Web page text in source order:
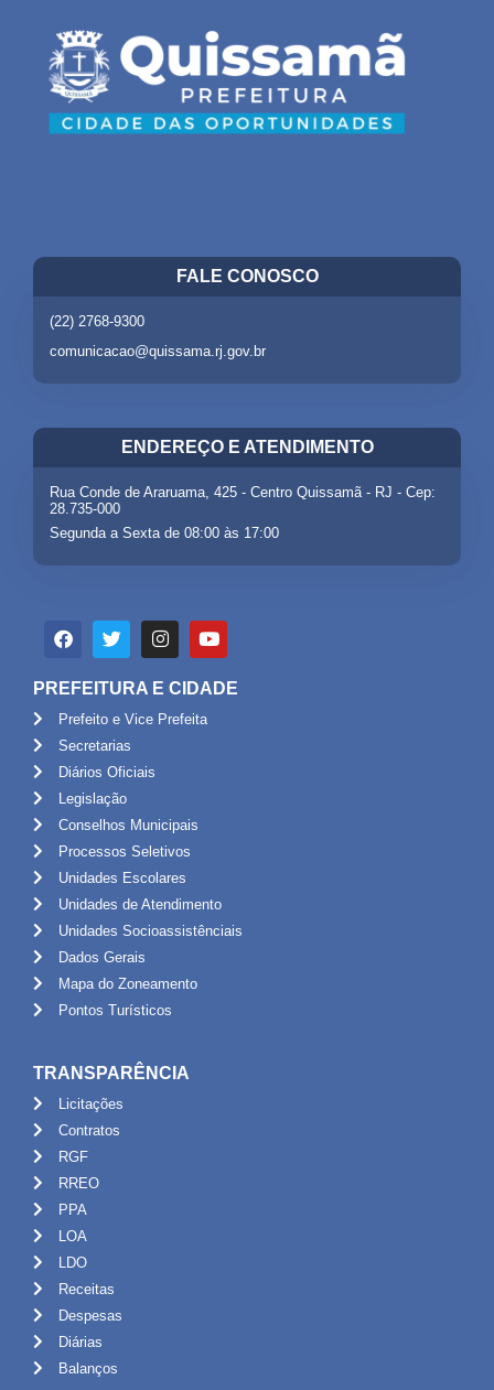
FALE CONOSCO
(22) 2768-9300
comunicacao@quissama.rj.gov.br
ENDEREÇO E ATENDIMENTO
Rua Conde de Araruama, 425 - Centro Quissamã - RJ - Cep:
28.735-000
Segunda a Sexta de 08:00 às 17:00
PREFEITURA E CIDADE
Prefeito e Vice Prefeita
Secretarias
Diários Oficiais
Legislação
Conselhos Municipais
Processos Seletivos
Unidades Escolares
Unidades de Atendimento
Unidades Socioassistênciais
Dados Gerais
Mapa do Zoneamento
Pontos Turísticos
TRANSPARÊNCIA
Licitações
Contratos
RGF
RREO
PPA
LOA
LDO
Receitas
Despesas
Diárias
Balanços